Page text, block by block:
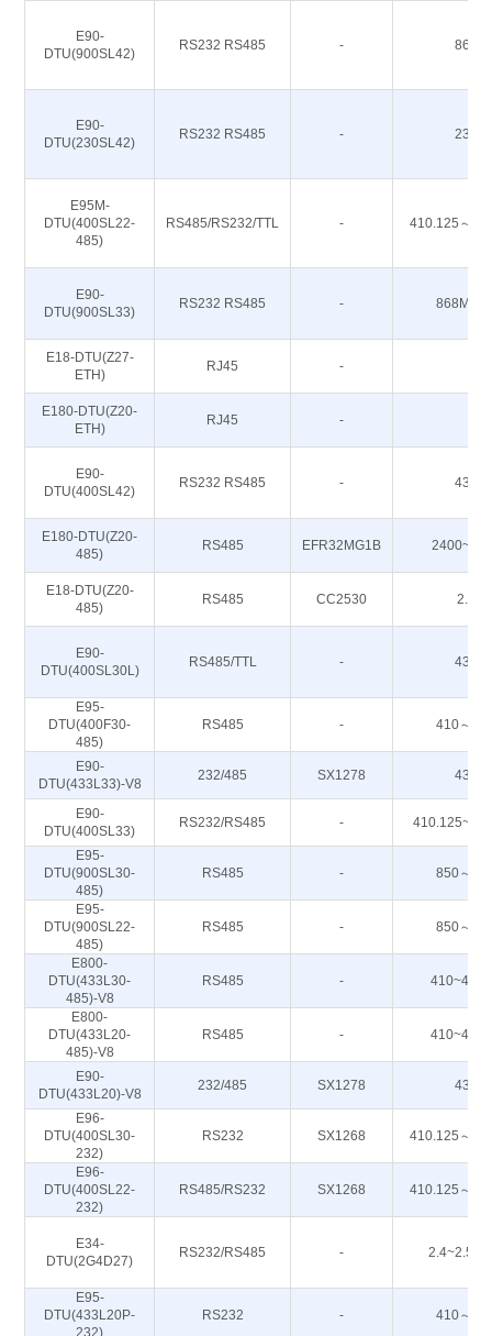
E90-
DTU(900SL42)
RS232 RS485 - 868M
E90-
DTU(230SL42)
RS232 RS485 - 230M
E95M-
DTU(400SL22-
485)
RS485/RS232/TTL - 410.125～
E90-
DTU(900SL33)
RS232 RS485 - 868M
E18-DTU(Z27-
ETH)
RJ45 -
E180-DTU(Z20-
ETH)
RJ45 -
E90-
DTU(400SL42)
RS232 RS485 - 433M
E180-DTU(Z20-
485)
RS485 EFR32MG1B
E18-DTU(Z20-
485)
RS485 CC2530 2.4G
E90-
DTU(400SL30L)
RS485/TTL - 433M
E95-
DTU(400F30-
485)
RS485 - 410～
E90-
DTU(433L33)-V8
232/485 SX1278 433M
E90-
DTU(400SL33)
RS232/RS485 -
E95-
DTU(900SL30-
485)
RS485 - 850～
E95-
DTU(900SL22-
485)
RS485 - 850～
E800-
DTU(433L30-
485)-V8
RS485 -
E800-
DTU(433L20-
485)-V8
RS485 -
E90-
DTU(433L20)-V8
232/485 SX1278 433M
E96-
DTU(400SL30-
232)
RS232 SX1268 410.125～
E96-
DTU(400SL22-
232)
RS485/RS232 SX1268 410.125～
E34-
DTU(2G4D27)
RS232/RS485 -
E95-
DTU(433L20P-
232)
RS232 - 410～